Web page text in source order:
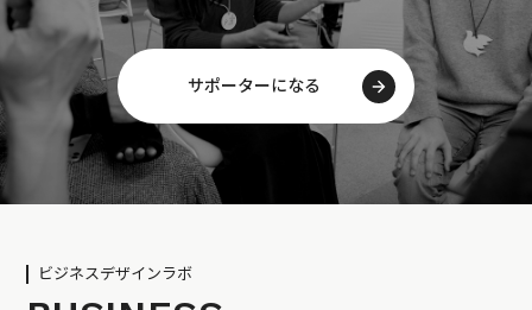
サポーターになる
ビジネスデザインラボ